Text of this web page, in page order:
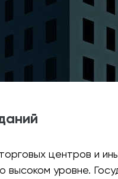
центров и
высоком уровне.